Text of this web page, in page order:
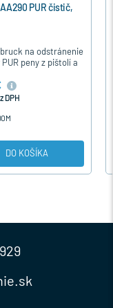
PUR čistič,
na odstránenie
peny z pištolí a
DPH
DO KOŠÍKA